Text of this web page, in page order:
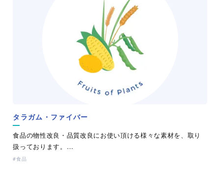
タラガム・ファイバー
食品の物性改良・品質改良にお使い頂ける様々な素材を、取り
扱っております。…
食品